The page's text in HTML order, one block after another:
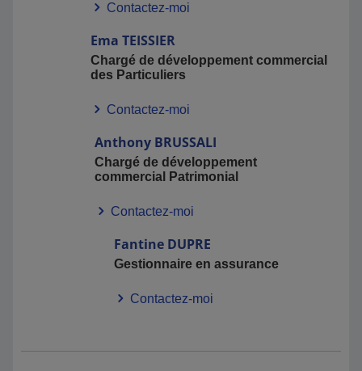
Contactez-moi
EmaTEISSIER
Chargé de développement commercial
des Particuliers
Contactez-moi
Anthony BRUSSALI
Chargé de développement
commercial Patrimonial
Contactez-moi
Fantine DUPRE
Gestionnaire en assurance
Contactez-moi